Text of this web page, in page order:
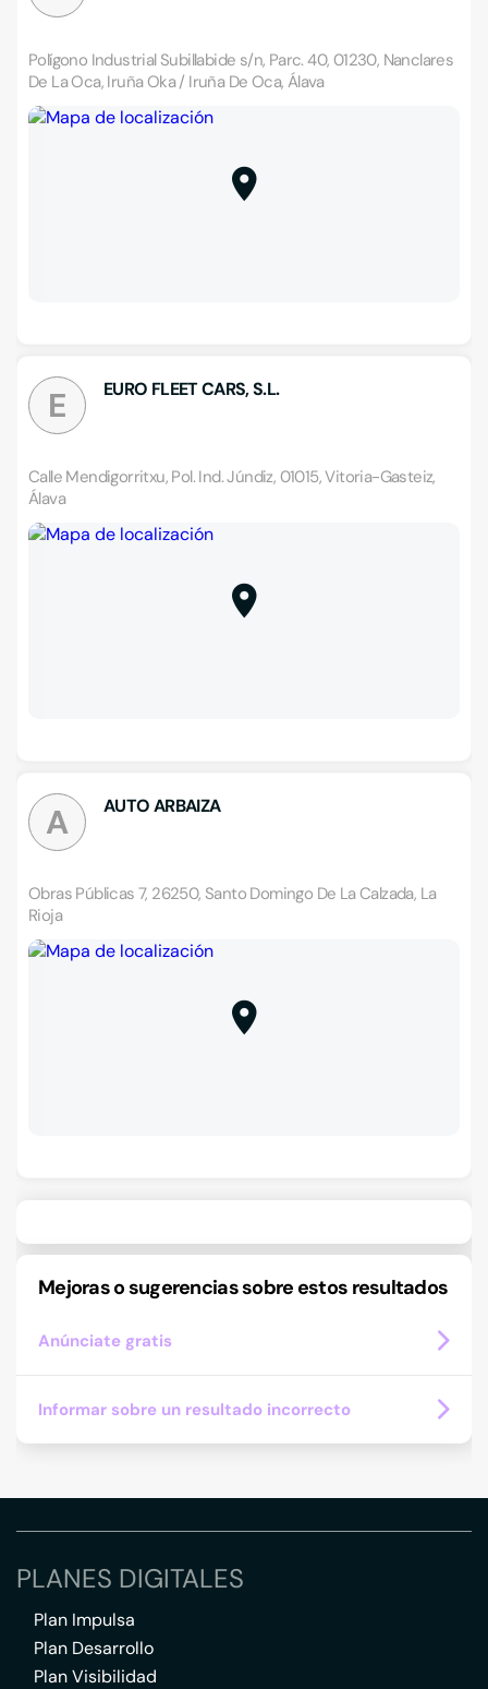
Polígono Industrial Subillabide s/n, Parc. 40, 01230, Nanclares
De La Oca, Iruña Oka / Iruña De Oca, Álava
E EURO FLEET CARS, S.L.
Calle Mendigorritxu, Pol. Ind. Júndiz, 01015, Vitoria-Gasteiz,
Álava
A AUTO ARBAIZA
Obras Públicas 7, 26250, Santo Domingo De La Calzada, La
Rioja
Mejoras o sugerencias sobre estos resultados
Anúnciate gratis
Informar sobre un resultado incorrecto
PLANES DIGITALES
Plan Impulsa
Plan Desarrollo
Plan Visibilidad